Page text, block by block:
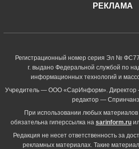
РЕКЛАМА
Регистрационный номер серия Эл №
г. выдано Федеральной службой по
информационных технологий и
Учредитель — ООО «СарИнформ». Директор
редактор —
При использовании любых
обязательна гиперссылка на sarinform.ru
Редакция не несет ответственность за
рекламных материалах. Такие